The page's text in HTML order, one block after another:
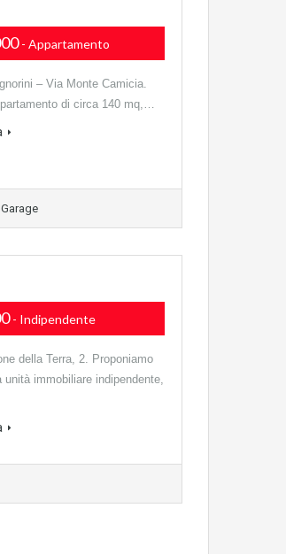
- Appartamento
– Via Monte Camicia.
di circa 140 mq,…
- Indipendente
della Terra, 2. Proponiamo
unità immobiliare indipendente,